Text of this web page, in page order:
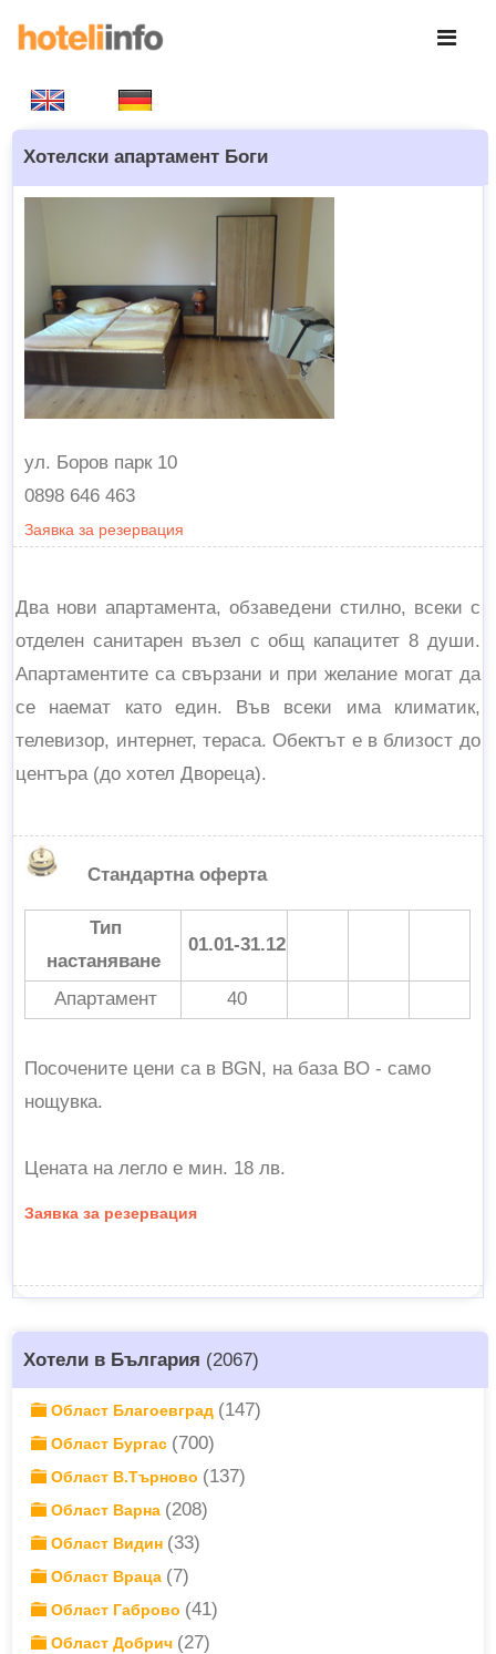
Хотели в България (2067)
Област Благоевград (147)
Област Бургас (700)
Област В.Търново (137)
Област Варна (208)
Област Видин (33)
Област Враца (7)
Област Габрово (41)
Област Добрич (27)
Хотелски апартамент Боги
ул. Боров парк 10
0898 646 463
Заявка за резервация
Два нови апартамента, обзаведени стилно, всеки с
отделен санитарен възел с общ капацитет 8 души.
Апартаментите са свързани и при желание могат да
се наемат като един. Във всеки има климатик,
телевизор, интернет, тераса. Обектът е в близост до
центъра (до хотел Двореца).
Стандартна оферта
Тип
настаняване
01.01-31.12
Апартамент 40
Посочените цени са в BGN, на база BO - само
нощувка.
Цената на легло е мин. 18 лв.
Заявка за резервация